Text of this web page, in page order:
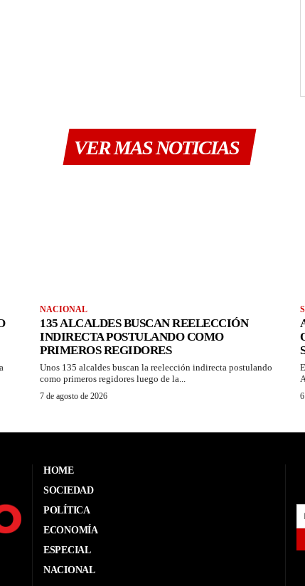
VER MAS NOTICIAS
NACIONAL
135 ALCALDES BUSCAN REELECCIÓN
INDIRECTA POSTULANDO COMO
PRIMEROS REGIDORES
Unos 135 alcaldes buscan la reelección indirecta postulando
como primeros regidores luego de la...
7 de agosto de 2026
HOME
SOCIEDAD
POLÍTICA
ECONOMÍA
ESPECIAL
NACIONAL